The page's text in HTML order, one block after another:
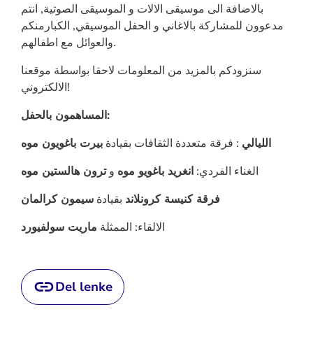
بالاضافة الى موسيقى الالات و الموسيقى الصوتية, انتم
مدعوون للمشاركة بالاغاني و الحفل الموسيقي, الكبارمنكم
والعوائل مع اطفالهم.
سنزودكم بالمزيد من المعلومات لاحقا بواسطة موقعنا
الالكتروني!
المساهمون بالحفل:
الليالي : فرقة متعددة الثقافات بقيادةبيرت باغويون موه
الغناء الفردي:انغريد باغويو موه وترون هالستين موه
فرقة كنيسة كرونلاند بقيادةسيمون كرالمان
الالقاء: الممثلة ماريت سولفيورد
Del lenke